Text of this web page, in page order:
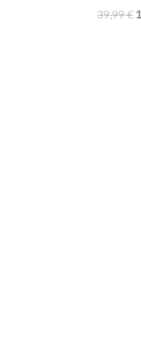
39,99€